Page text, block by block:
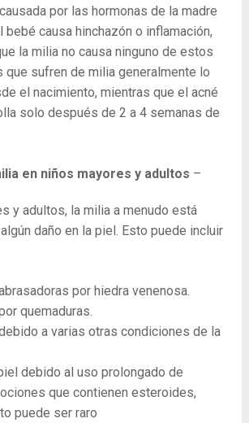
por las hormonas de la madre
bebé causa hinchazón o inflamación,
la milia no causa ninguno de estos
que sufren de milia generalmente lo
el nacimiento, mientras que el acné
solo después de 2 a 4 semanas de
en niños mayores y adultos –
y adultos, la milia a menudo está
daño en la piel. Esto puede incluir
por hiedra venenosa.
quemaduras.
a varias otras condiciones de la
debido al uso prolongado de
que contienen esteroides,
puede ser raro